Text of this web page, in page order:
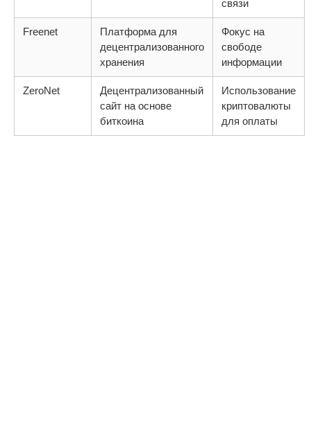
связи
Freenet
Платформа для
децентрализованного
хранения
Фокус на
свободе
информации
ZeroNet
Децентрализованный
сайт на основе
биткоина
Использование
криптовалюты
для оплаты